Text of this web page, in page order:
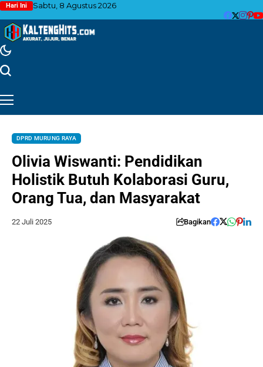
Hari Ini Sabtu, 8 Agustus 2026
DPRD MURUNG RAYA
Olivia Wiswanti: Pendidikan
Holistik Butuh Kolaborasi Guru,
Orang Tua, dan Masyarakat
22 Juli 2025 Bagikan